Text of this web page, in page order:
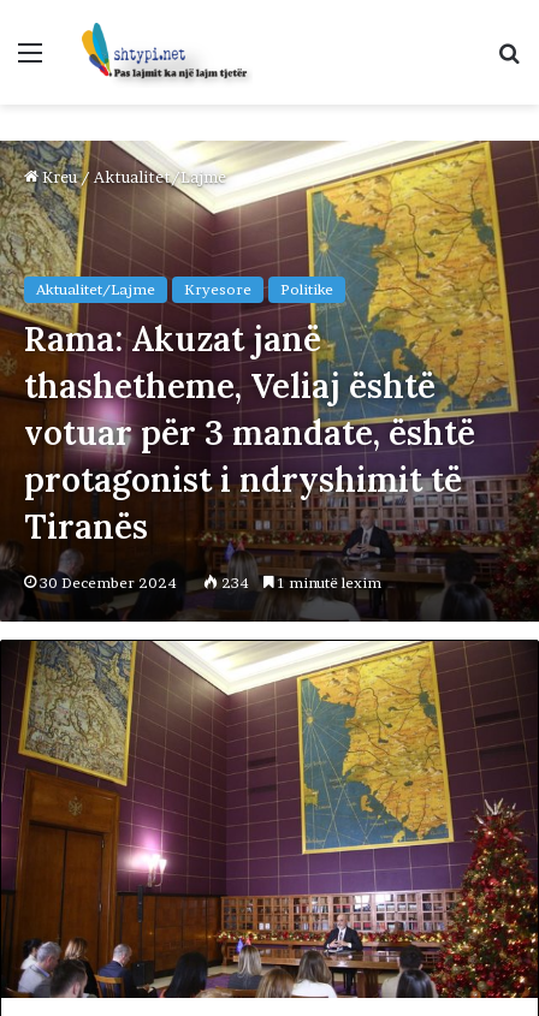
Menu
Kreu/ Aktualitet/Lajme
Aktualitet/Lajme Kryesore Politike
Rama: Akuzat janë
thashetheme, Veliaj është
votuar për 3 mandate, është
protagonist i ndryshimit të
Tiranës
30 December 2024 234 1 minutë lexim